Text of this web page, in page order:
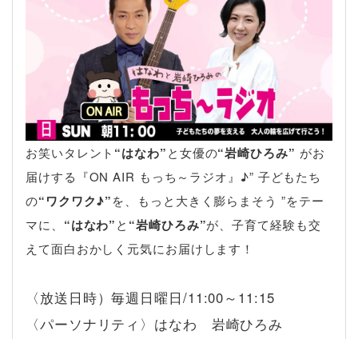
お笑いタレント “はなわ”と女優の“岩崎ひろみ” がお
届けする『ON AIR もっち～ラジオ』♪” 子どもたち
の“ワクワク♪”を、もっと大きく膨らまそう ”をテー
マに、 “はなわ”と “岩崎ひろみ”が、子育て経験も交
えて面白おかしく元気にお届けします！
〈放送日時）毎週日曜日/11:00～11:15
〈パーソナリティ〉はなわ 岩崎ひろみ